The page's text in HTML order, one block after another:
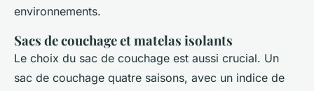
environnements.
Sacs de couchage et matelas isolants
Le choix du sac de couchage est aussi crucial. Un
sac de couchage quatre saisons, avec un indice de